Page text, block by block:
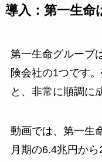
導入：第一生命
第一生命グループ
険会社の1つです
と、非常に順調に
動画では、第一生
月期の6.4兆円か